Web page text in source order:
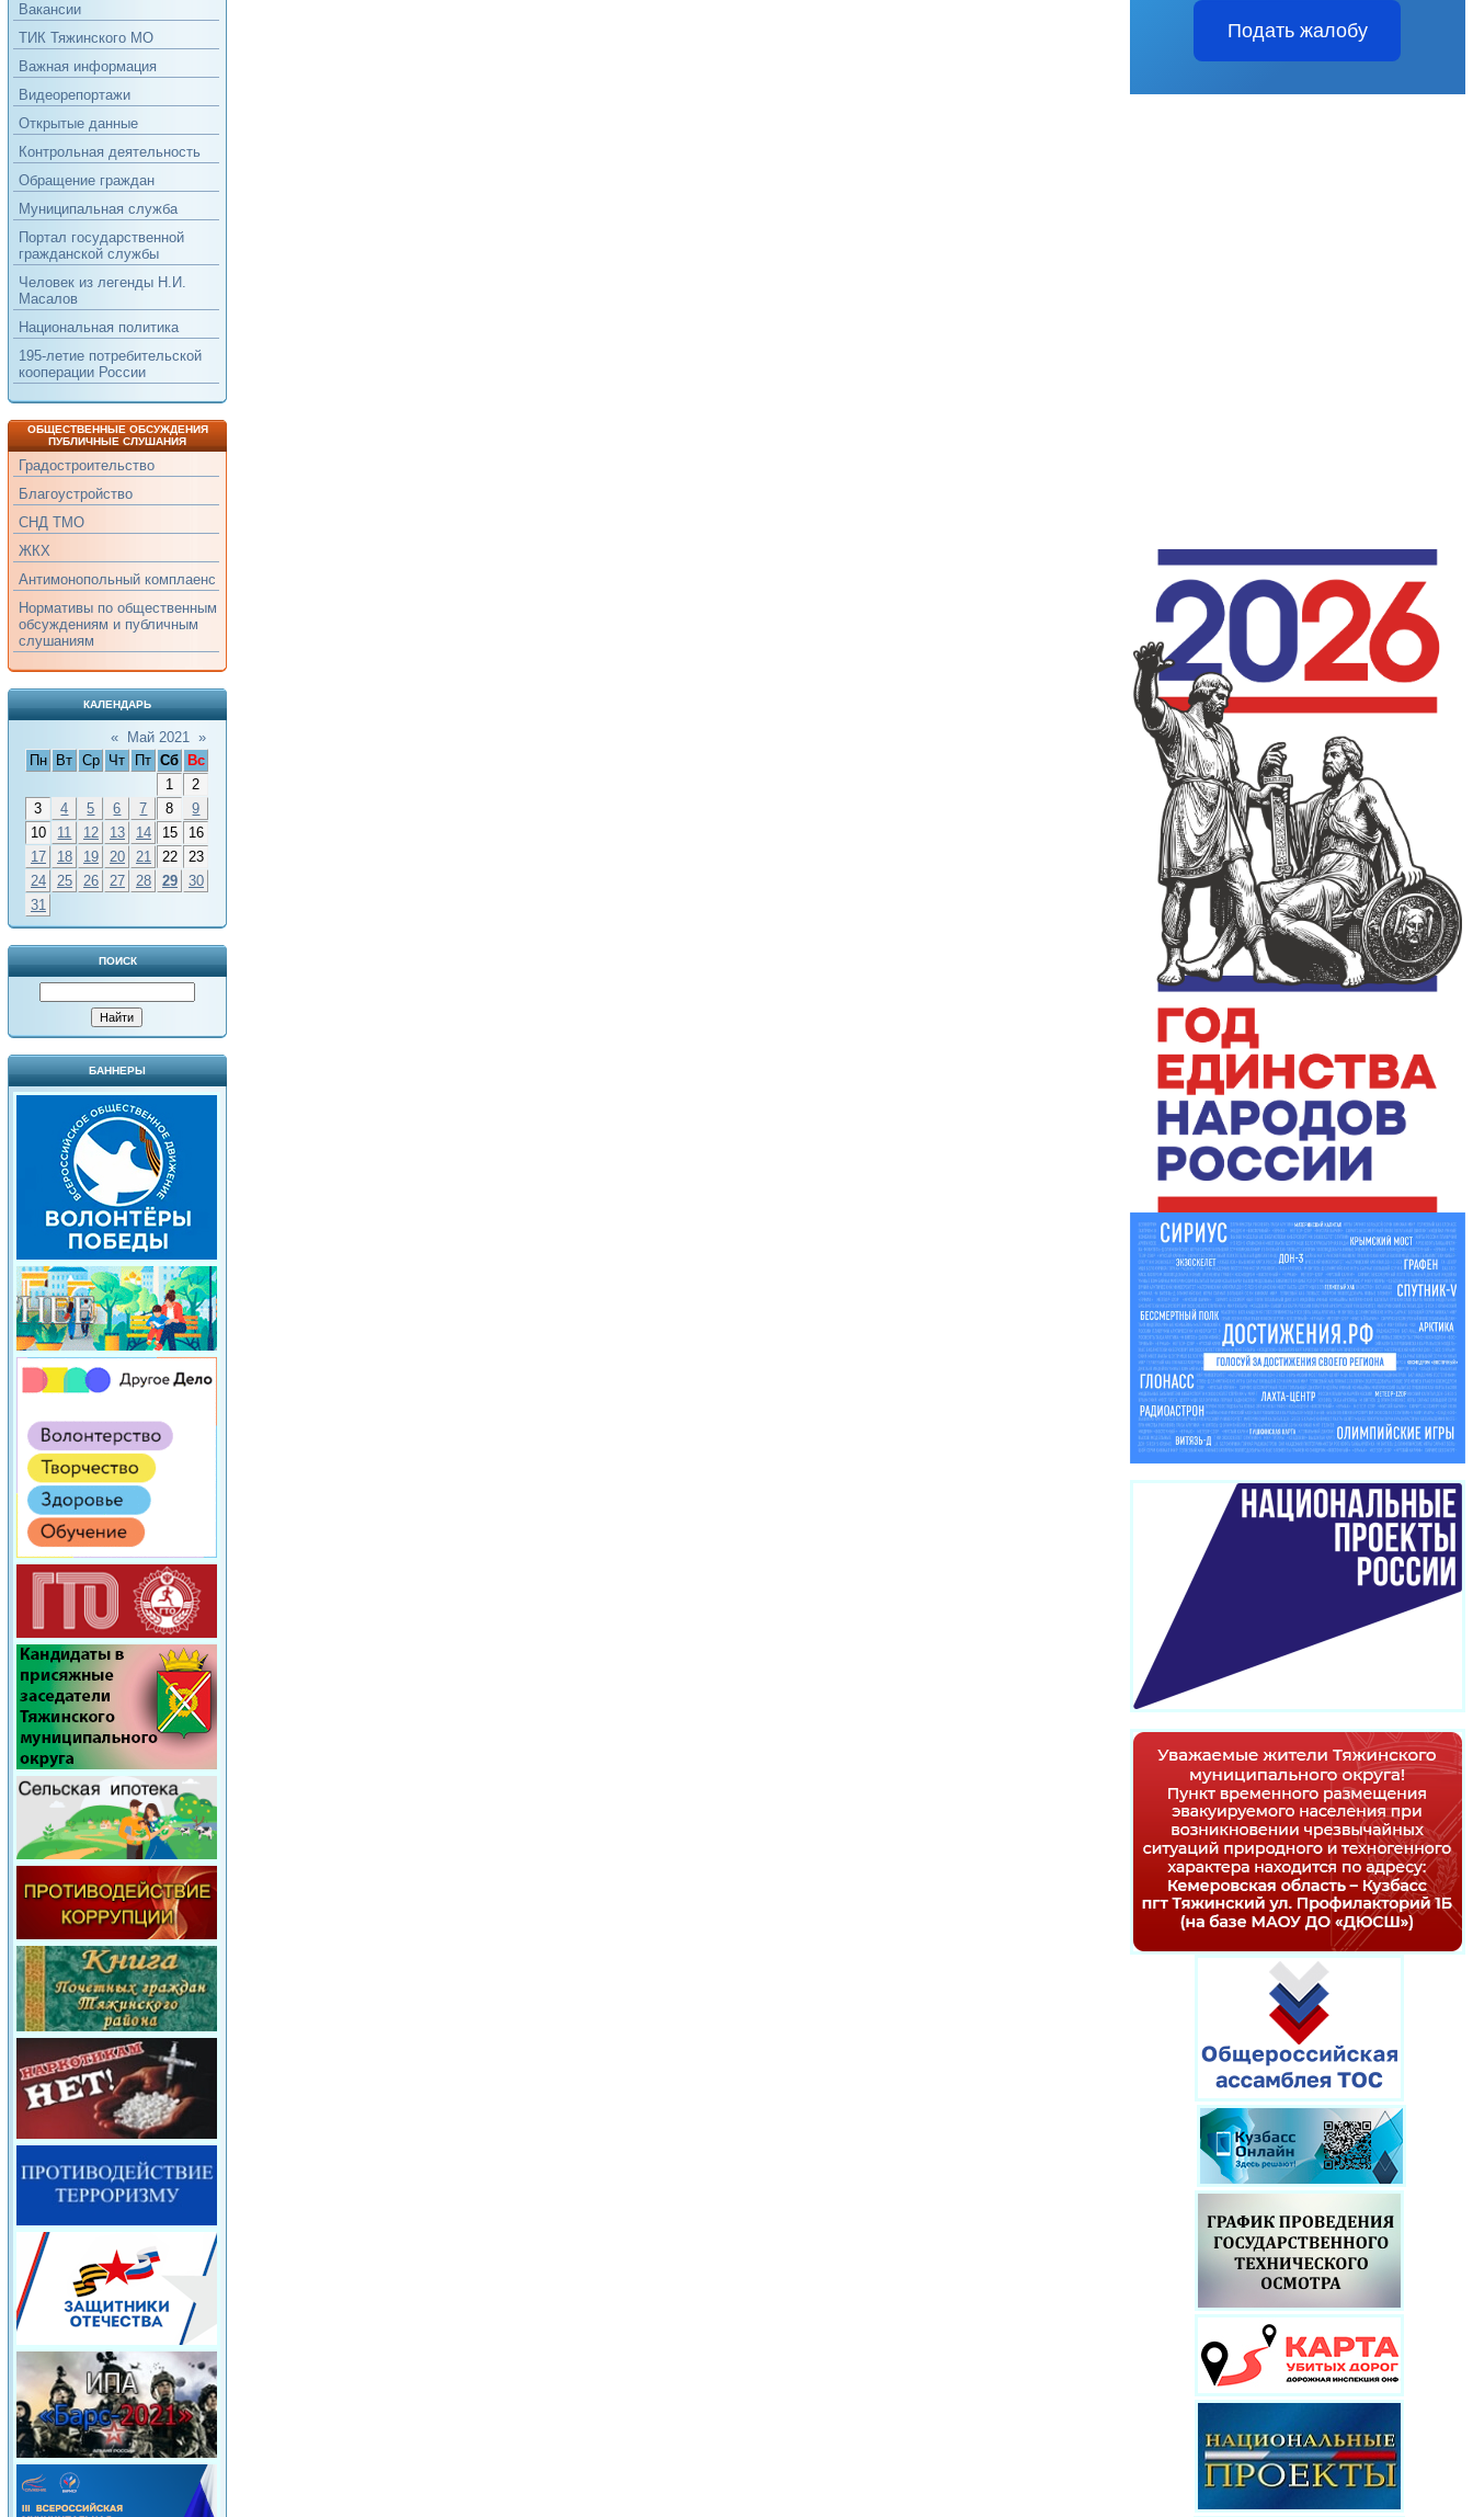
Вакансии
ТИК Тяжинского МО
Важная информация
Видеорепортажи
Открытые данные
Контрольная деятельность
Обращение граждан
Муниципальная служба
Портал государственной
гражданской службы
Человек из легенды Н.И.
Масалов
Национальная политика
195-летие потребительской
кооперации России
ОБЩЕСТВЕННЫЕ ОБСУЖДЕНИЯ
ПУБЛИЧНЫЕ СЛУШАНИЯ
Градостроительство
Благоустройство
СНД ТМО
ЖКХ
Антимонопольный комплаенс
Нормативы по общественным
обсуждениям и публичным
слушаниям
КАЛЕНДАРЬ
« Май 2021 »
Пн
Вт Ср Чт Пт Сб
Вс
1
2
3
4 5 6 7 8
9
10
11 12 13 14 15
16
17
18 19 20 21 22
23
24
25 26 27 28 29
30
31
ПОИСК
БАННЕРЫ
Подать жалобу